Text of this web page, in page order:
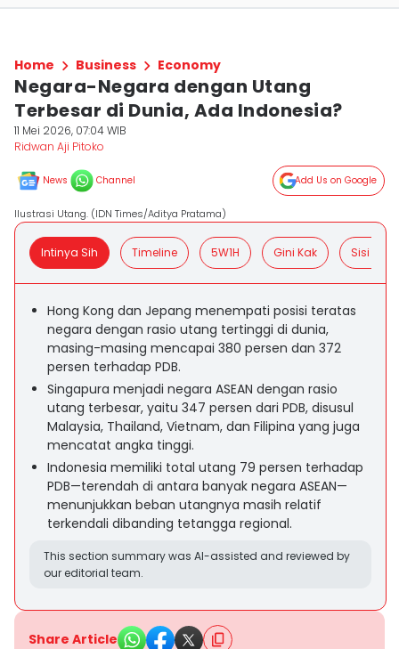
Home Business Economy
Negara-Negara dengan Utang
Terbesar di Dunia, Ada Indonesia?
11 Mei 2026, 07:04 WIB
Ridwan Aji Pitoko
News Channel Add Us on Google
Ilustrasi Utang. (IDN Times/Aditya Pratama)
Intinya Sih Timeline 5W1H Gini Kak Sisi
Hong Kong dan Jepang menempati posisi teratas
negara dengan rasio utang tertinggi di dunia,
masing-masing mencapai 380 persen dan 372
persen terhadap PDB.
Singapura menjadi negara ASEAN dengan rasio
utang terbesar, yaitu 347 persen dari PDB, disusul
Malaysia, Thailand, Vietnam, dan Filipina yang juga
mencatat angka tinggi.
Indonesia memiliki total utang 79 persen terhadap
PDB—terendah di antara banyak negara ASEAN—
menunjukkan beban utangnya masih relatif
terkendali dibanding tetangga regional.
This section summary was AI-assisted and reviewed by
our editorial team.
Share Article